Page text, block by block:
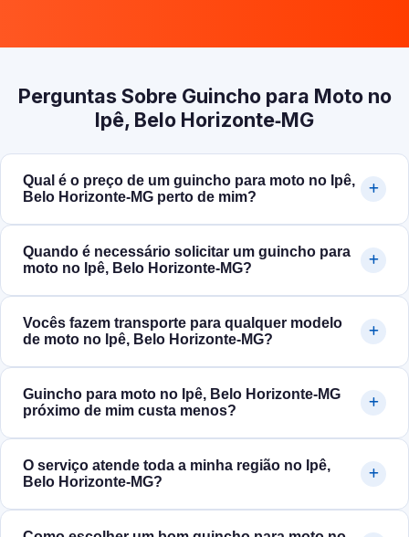
Perguntas Sobre Guincho para Moto no
Ipê, Belo Horizonte‑MG
Qual é o preço de um guincho para moto no Ipê,
Belo Horizonte‑MG perto de mim?
Quando é necessário solicitar um guincho para
moto no Ipê, Belo Horizonte‑MG?
Vocês fazem transporte para qualquer modelo
de moto no Ipê, Belo Horizonte‑MG?
Guincho para moto no Ipê, Belo Horizonte‑MG
próximo de mim custa menos?
O serviço atende toda a minha região no Ipê,
Belo Horizonte‑MG?